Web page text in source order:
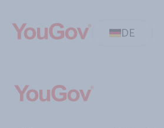
DE